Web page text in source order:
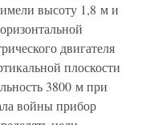
высоту 1,8 м и
двигателя
плоскости
3800 м при
войны прибор